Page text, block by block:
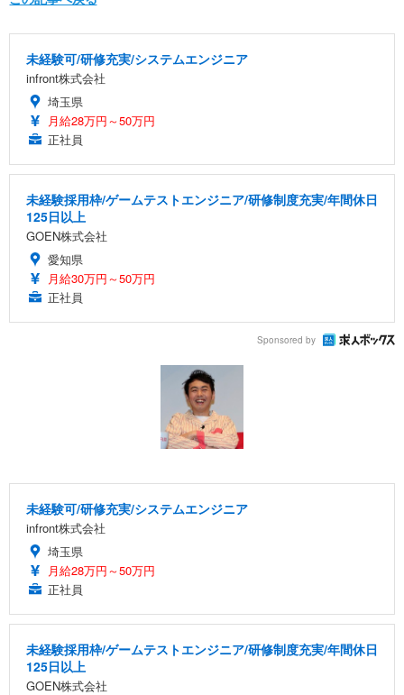
未経験可/研修充実/システムエンジニア
infront株式会社
埼玉県
月給28万円～50万円
正社員
未経験採用枠/ゲームテストエンジニア/研修制度充実/年間休日
125日以上
GOEN株式会社
愛知県
月給30万円～50万円
正社員
Sponsored by
未経験可/研修充実/システムエンジニア
infront株式会社
埼玉県
月給28万円～50万円
正社員
未経験採用枠/ゲームテストエンジニア/研修制度充実/年間休日
125日以上
GOEN株式会社